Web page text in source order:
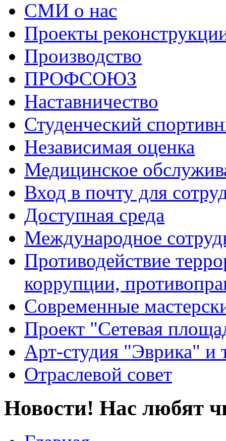
СМИ о нас
Проекты
Производство
ПРОФСОЮЗ
Наставничество
Студенческий
Независимая оценка
Медицинское
Вход в почту для
Доступная среда
Международное
Противодействие
коррупции,
Современные
Проект "Сетевая
Арт-студия "Эврика" и
Отраслевой совет
Новости! Нас любят